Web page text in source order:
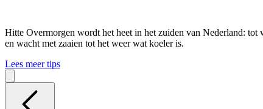
Hitte Overmorgen wordt het heet in het zuiden van Nederland:
en wacht met zaaien tot het weer wat koeler is.
Lees meer tips